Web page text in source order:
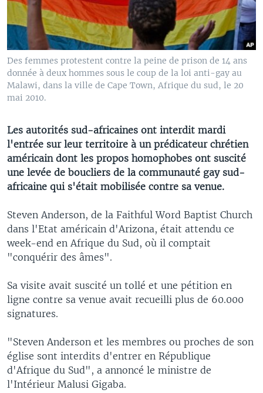
Des femmes protestent contre la peine de prison de 14 ans
donnée à deux hommes sous le coup de la loi anti-gay au
Malawi, dans la ville de Cape Town, Afrique du sud, le 20
mai 2010.
Les autorités sud-africaines ont interdit mardi
l'entrée sur leur territoire à un prédicateur chrétien
américain dont les propos homophobes ont suscité
une levée de boucliers de la communauté gay sud-
africaine qui s'était mobilisée contre sa venue.
Steven Anderson, de la Faithful Word Baptist Church
dans l'Etat américain d'Arizona, était attendu ce
week-end en Afrique du Sud, où il comptait
"conquérir des âmes".
Sa visite avait suscité un tollé et une pétition en
ligne contre sa venue avait recueilli plus de 60.000
signatures.
"Steven Anderson et les membres ou proches de son
église sont interdits d'entrer en République
d'Afrique du Sud", a annoncé le ministre de
l'Intérieur Malusi Gigaba.